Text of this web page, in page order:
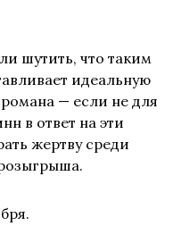
шутить, что таким
идеальную
— если не для
в ответ на эти
жертву среди